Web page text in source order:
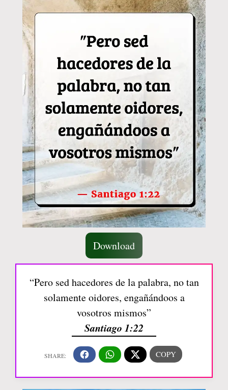
Download
“Pero sed hacedores de la palabra, no tan
solamente oidores, engañándoos a
vosotros mismos”
Santiago 1:22